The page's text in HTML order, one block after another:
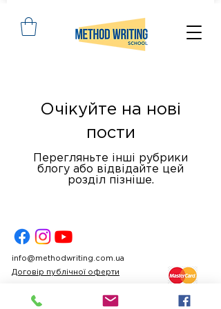
Очікуйте на нові
пости
Перегляньте інші рубрики
блогу або відвідайте цей
розділ пізніше.
info@methodwriting.com.ua
Договір публічної оферти